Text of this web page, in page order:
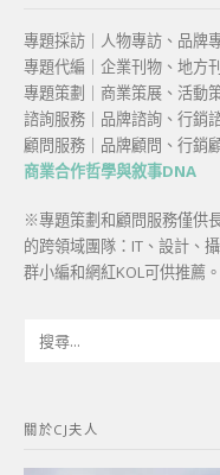
專題採訪｜人物專訪、品牌
專題代編｜企業刊物、地方
專題策劃｜商業策展、活動
諮詢服務｜品牌諮詢、行銷
顧問服務｜品牌顧問、行銷
商業合作哲學與敘事DNA
※專題策劃和顧問服務僅供
的跨領域團隊：IT、設計、
群小編和網紅KOL可供推薦。
字:
關於CJ夫人